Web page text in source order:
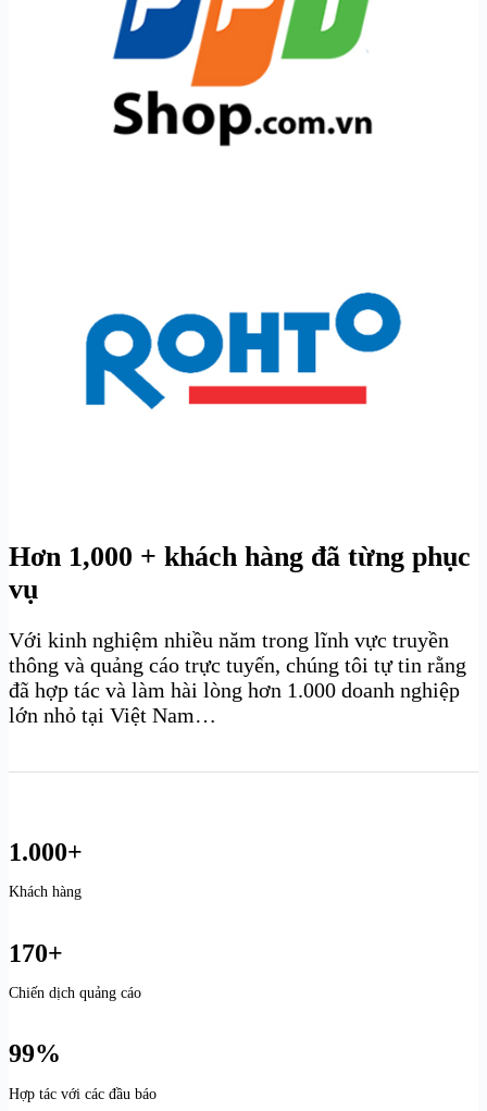
Hơn 1,000 + khách hàng đã từng phục
vụ
Với kinh nghiệm nhiều năm trong lĩnh vực truyền
thông và quảng cáo trực tuyến, chúng tôi tự tin rằng
đã hợp tác và làm hài lòng hơn 1.000 doanh nghiệp
lớn nhỏ tại Việt Nam…
1.000+
Khách hàng
170+
Chiến dịch quảng cáo
99%
Hợp tác với các đầu báo